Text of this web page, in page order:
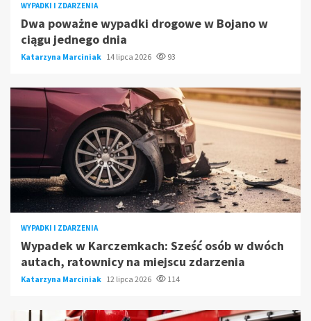
WYPADKI I ZDARZENIA
Dwa poważne wypadki drogowe w Bojano w
ciągu jednego dnia
Katarzyna Marciniak 14 lipca 2026 93
WYPADKI I ZDARZENIA
Wypadek w Karczemkach: Sześć osób w dwóch
autach, ratownicy na miejscu zdarzenia
Katarzyna Marciniak 12 lipca 2026 114